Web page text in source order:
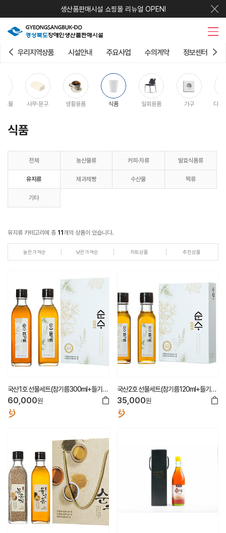
생산품판매시설 쇼핑몰 리뉴얼 OPEN!
우리지역상품 시설안내 주요사업 수의계약 정보센터
촉물 사무·문구 생활용품 식품 일회용품 가구 디지
식품
전체 농산물류 커피·차류 발효식품류
유지류 제과제빵 수산물 떡류
기타
유지류 카테고리에 총 11 개의 상품이 있습니다.
높은가격순 낮은가격순 히트상품 추천상품
국산1호 선물세트(참기름300ml+들기름
300ml)
60,000원
국산2호 선물세트(참기름120ml+들기름
120ml)
35,000원